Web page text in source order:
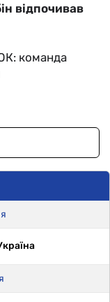
відпочивав
команда